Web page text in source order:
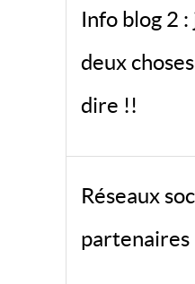
Info blog 2 :
deux
dire !!
Réseaux
partenaires